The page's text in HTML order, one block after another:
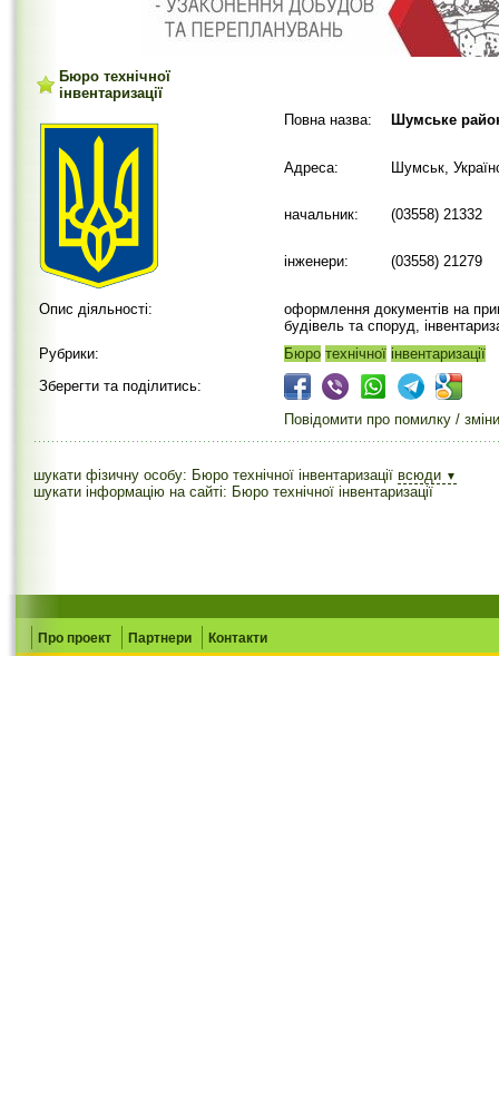
Бюро технічної
інвентаризації
Повна назва:
Шумське
Адреса: Шумськ,
начальник: (03558) 21332
інженери: (03558) 21279
Опис діяльності:
оформлення документів на
будівель та споруд,
Рубрики:
Бюро технічної інвентаризації
Зберегти та поділитись:
Повідомити про помилку / зміни
шукати фізичну особу: Бюро технічної інвентаризації всюди ▼
шукати інформацію на сайті: Бюро технічної інвентаризації
Про проект Партнери Контакти